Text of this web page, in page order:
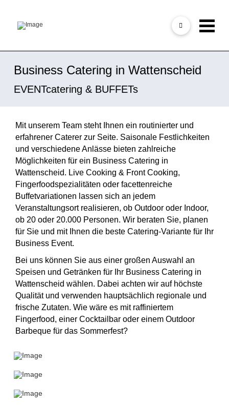
Business Catering in Wattenscheid
EVENTcatering & BUFFETs
Mit unserem Team steht Ihnen ein routinierter und
erfahrener Caterer zur Seite. Saisonale Festlichkeiten
und verschiedene Anlässe bieten zahlreiche
Möglichkeiten für ein Business Catering in
Wattenscheid. Live Cooking & Front Cooking,
Fingerfoodspezialitäten oder facettenreiche
Buffetvariationen lassen sich an jedem
Veranstaltungsort realisieren, ob Outdoor oder Indoor,
ob 20 oder 20.000 Personen. Wir beraten Sie, planen
für Sie und mit Ihnen die beste Catering-Variante für Ihr
Business Event.
Bei uns können Sie aus einer großen Auswahl an
Speisen und Getränken für Ihr Business Catering in
Wattenscheid wählen. Dabei achten wir auf höchste
Qualität und verwenden hauptsächlich regionale und
frische Zutaten. Wie wäre es mit raffiniertem
Fingerfood, einer Cocktailbar oder einem Outdoor
Barbeque für das Sommerfest?